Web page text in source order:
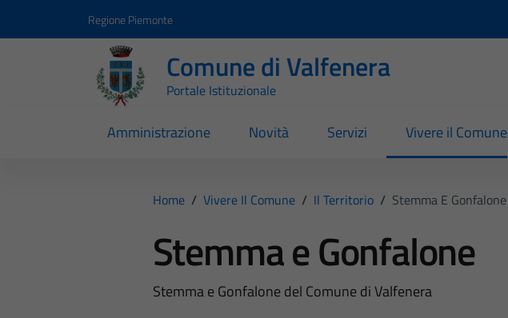
Regione Piemonte
Comune di Valfenera
Portale Istituzionale
Amministrazione Novità Servizi Vivere il Comune
Home / Vivere Il Comune / Il Territorio / Stemma E Gonfalone
Stemma e Gonfalone
Stemma e Gonfalone del Comune di Valfenera